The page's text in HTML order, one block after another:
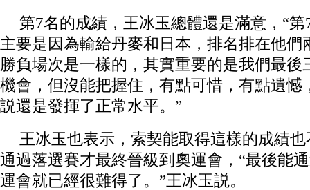
第7名的成績，王冰玉總體還是滿意，“
主要是因為輸給丹麥和日本，排名排在他們
勝負場次是一樣的，其實重要的是我們最後
機會，但沒能把握住，有點可惜，有點遺憾
説還是發揮了正常水平。”
王冰玉也表示，索契能取得這樣的成績
通過落選賽才最終晉級到奧運會，“最後能
運會就已經很難得了。”王冰玉説。